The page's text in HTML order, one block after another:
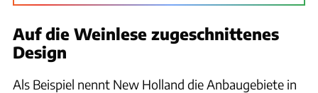
Auf die Weinlese zugeschnittenes
Design
Als Beispiel nennt New Holland die Anbaugebiete in